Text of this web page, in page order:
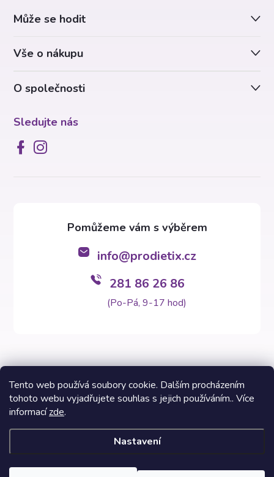
Tento web používá soubory cookie. Dalším procházením
tohoto webu vyjadřujete souhlas s jejich používáním.. Více
informacízde.
Nastavení
O společnosti
Sledujte nás
Může se hodit
Vše o nákupu
info@prodietix.cz
281 86 26 86
(Po-Pá, 9-17 hod)
Vytvořil Shoptet Premium
Copyright 2026 Prodietix e-shop . Všechna práva vyhrazena.
odborný lékařský posudek. Výsledky Prodietix diety se mohou lišit